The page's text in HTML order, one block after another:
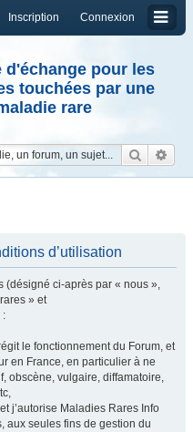
Connexion
Inscription
d'échange pour les
touchées par une
rare
d’utilisation
(désigné ci-après par « nous »,
» et
:
le fonctionnement du Forum, et
en France, en particulier à ne
obscène, vulgaire, diffamatoire,
et j’autorise Maladies Rares Info
aux seules fins de gestion du